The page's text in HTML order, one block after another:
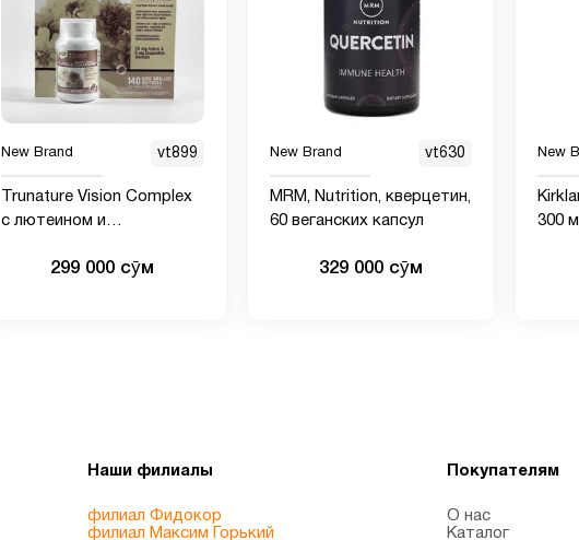
New Brand vt899
Trunature Vision Complex
с лютеином и
таблеток299 000 сӯм
New Brand vt630
MRM, Nutrition, кверцетин,
60 веганских капсул
329 000 сӯм
New
300
Наши филиалы
филиал Фидокор
филиал Максим Горький
Покупателям
О нас
Каталог